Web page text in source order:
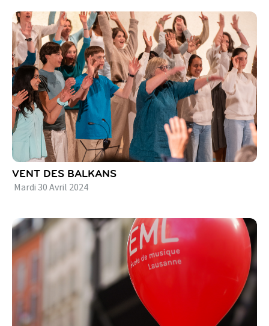
VENT DES BALKANS
Mardi 30 Avril 2024